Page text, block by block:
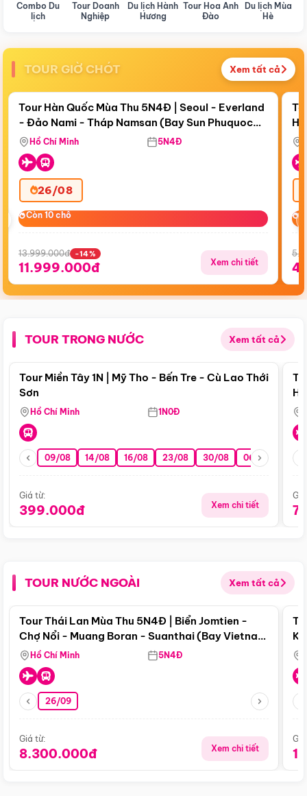
Combo Du
lịch
Tour Doanh
Nghiệp
Du lịch Hành
Hương
Tour Hoa Anh
Đào
Du lịch Mùa
Hè
TOUR GIỜ CHÓT Xem tất cả
Còn18 ngày 16:30:35
Bay Sun Phuquoc Airways
Điểm nổi bật
Tour Hàn Quốc Mùa Thu 5N4Đ | Seoul - Everland
- Đảo Nami - Tháp Namsan (Bay Sun Phuquoc
Airways)
Hồ Chí Minh 5N4Đ
26/08
Còn 10 chỗ
Còn 10 chỗ
13.999.000đ -14%
11.999.000đ Xem chi tiết
TOUR TRONG NƯỚC Xem tất cả
Điểm nổi bật
Tour Miền Tây 1N | Mỹ Tho - Bến Tre - Cù Lao Thới
Sơn
Hồ Chí Minh 1N0Đ
09/08 14/08 16/08 23/08 30/08 06/09 13/09
Giá từ:
399.000đ Xem chi tiết
TOUR NƯỚC NGOÀI Xem tất cả
Điểm nổi bật
Tour Thái Lan Mùa Thu 5N4Đ | Biển Jomtien -
Chợ Nổi - Muang Boran - Suanthai (Bay Vietnam
Airlines)
Hồ Chí Minh 5N4Đ
26/09
Giá từ:
8.300.000đ Xem chi tiết